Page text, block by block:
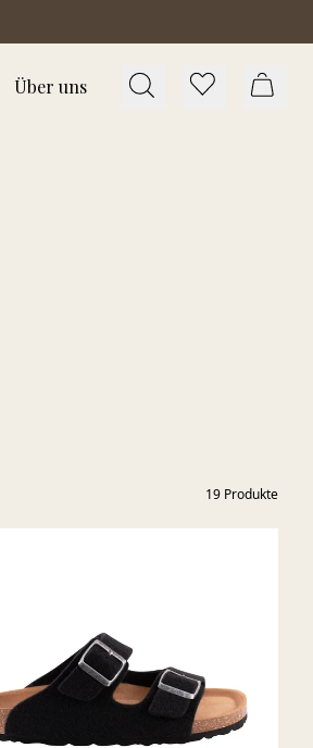
Über uns
19 Produkte